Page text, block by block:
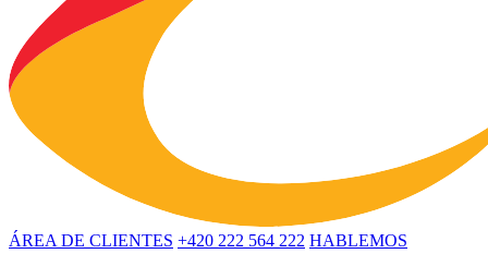
ÁREA DE CLIENTES +420 222 564 222 HABLEMOS